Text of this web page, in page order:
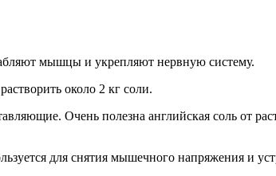
мышцы и укрепляют нервную систему.
около 2 кг соли.
Очень полезна английская соль от
для снятия мышечного напряжения и